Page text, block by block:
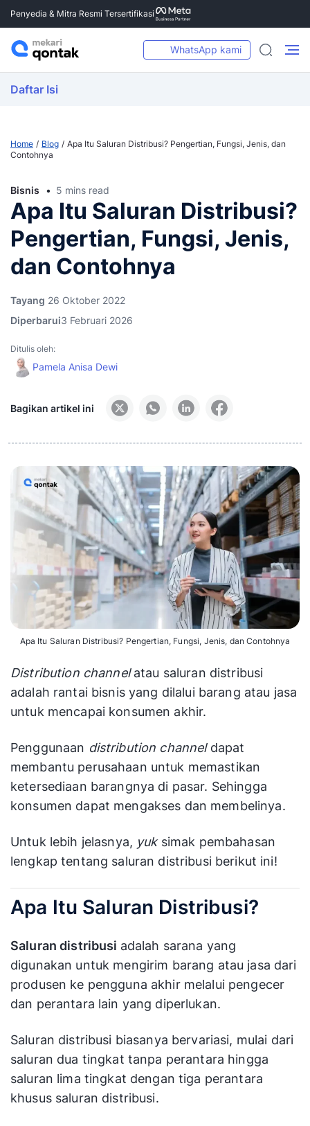
Penyedia & Mitra Resmi Tersertifikasi
WhatsApp kami
Daftar Isi
Home Blog
Apa Itu Saluran Distribusi? Pengertian, Fungsi, Jenis, dan
Contohnya
Bisnis 5 mins read
Apa Itu Saluran Distribusi?
Pengertian, Fungsi, Jenis,
dan Contohnya
Tayang 26 Oktober 2022
Diperbarui3 Februari 2026
Ditulis oleh:
Pamela Anisa Dewi
Bagikan artikel ini
Apa Itu Saluran Distribusi? Pengertian, Fungsi, Jenis, dan Contohnya
Distribution channelatau saluran distribusi
adalah rantai bisnis yang dilalui barang atau jasa
untuk mencapai konsumen akhir.
Penggunaan distribution channel dapat
membantu perusahaan untuk memastikan
ketersediaan barangnya di pasar. Sehingga
konsumen dapat mengakses dan membelinya.
Untuk lebih jelasnya, yuk simak pembahasan
lengkap tentang saluran distribusi berikut ini!
Apa Itu Saluran Distribusi?
Saluran distribusi adalah sarana yang
digunakan untuk mengirim barang atau jasa dari
produsen ke pengguna akhir melalui pengecer
dan perantara lain yang diperlukan.
Saluran distribusi biasanya bervariasi, mulai dari
saluran dua tingkat tanpa perantara hingga
saluran lima tingkat dengan tiga perantara
khusus saluran distribusi.